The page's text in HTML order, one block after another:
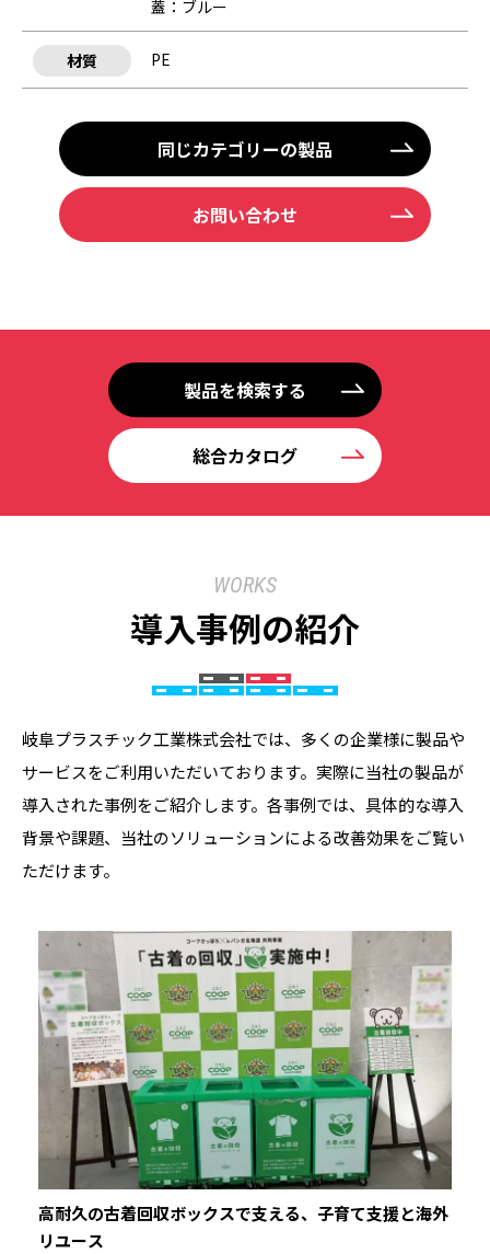
蓋：ブルー
材質 PE
同じカテゴリーの製品
お問い合わせ
製品を検索する
総合カタログ
WORKS
導入事例の紹介
岐阜プラスチック工業株式会社では、多くの企業様に製品や
サービスをご利用いただいております。実際に当社の製品が
導入された事例をご紹介します。各事例では、具体的な導入
背景や課題、当社のソリューションによる改善効果をご覧い
ただけます。
高耐久の古着回収ボックスで支える、子育て支援と海外
リユース